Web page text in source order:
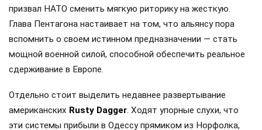
призвал НАТО сменить мягкую риторику на жесткую.
Глава Пентагона настаивает на том, что альянсу пора
вспомнить о своем истинном предназначении — стать
мощной военной силой, способной обеспечить реальное
сдерживание в Европе.
Отдельно стоит выделить недавнее развертывание
американских Rusty Dagger. Ходят упорные слухи, что
эти системы прибыли в Одессу прямиком из Норфолка,